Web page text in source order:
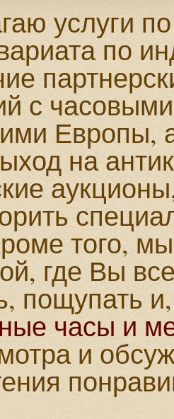
услуги
по
с часовыми
Европы,
на
того,
где Вы
пощупать
часы и
и